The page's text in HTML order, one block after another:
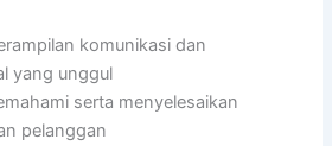
komunikasi dan
yang unggul
serta menyelesaikan
pelanggan